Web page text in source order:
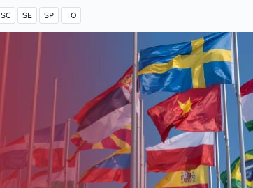
SC SE SP TO